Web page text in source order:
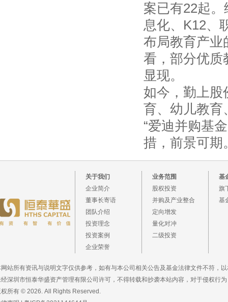
案已有22起
息化、K12、
布局教育产业
看，部分优质
显现。
如今，勤上股
育、幼儿教育
“爱迪并购基
措，前景可期
关于我们
企业简介
董事长寄语
团队介绍
投资理念
投资案例
企业荣誉
业务范围
股权投资
并购及产业整合
定向增发
量化对冲
二级投资
基
旗
基
站所有资讯与说明文字仅供参考，如有与本公司相关公告及基金法律文件不符，
深圳市恒泰华盛资产管理有限公司许可，不得转载和抄袭本站内容，对于侵权行
权所有 © 2026. All Rights Reserved.